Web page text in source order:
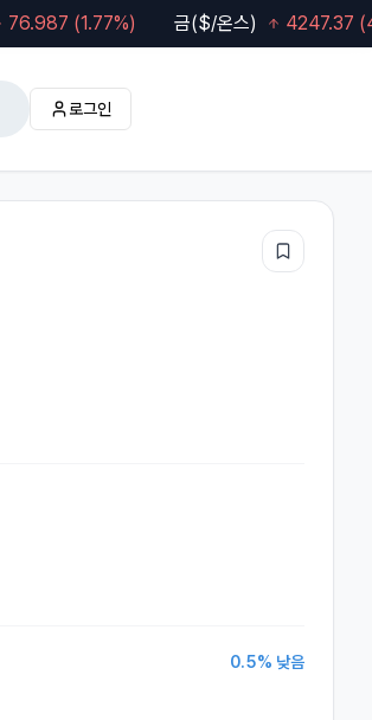
(1.77%) 금($/온스) 4247.37(4.16%)
로그인
관심
0.5% 낮음